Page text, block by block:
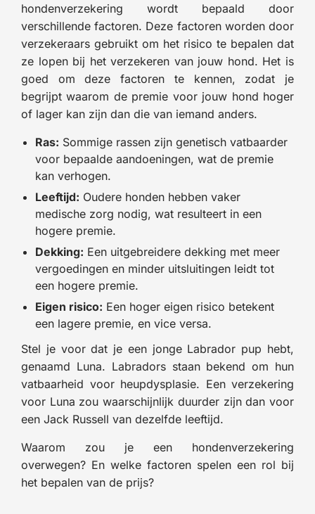
hondenverzekering wordt bepaald door
verschillende factoren. Deze factoren worden door
verzekeraars gebruikt om het risico te bepalen dat
ze lopen bij het verzekeren van jouw hond. Het is
goed om deze factoren te kennen, zodat je
begrijpt waarom de premie voor jouw hond hoger
of lager kan zijn dan die van iemand anders.
Ras: Sommige rassen zijn genetisch vatbaarder
voor bepaalde aandoeningen, wat de premie
kan verhogen.
Leeftijd: Oudere honden hebben vaker
medische zorg nodig, wat resulteert in een
hogere premie.
Dekking: Een uitgebreidere dekking met meer
vergoedingen en minder uitsluitingen leidt tot
een hogere premie.
Eigen risico: Een hoger eigen risico betekent
een lagere premie, en vice versa.
Stel je voor dat je een jonge Labrador pup hebt,
genaamd Luna. Labradors staan bekend om hun
vatbaarheid voor heupdysplasie. Een verzekering
voor Luna zou waarschijnlijk duurder zijn dan voor
een Jack Russell van dezelfde leeftijd.
Waarom zou je een hondenverzekering
overwegen? En welke factoren spelen een rol bij
het bepalen van de prijs?